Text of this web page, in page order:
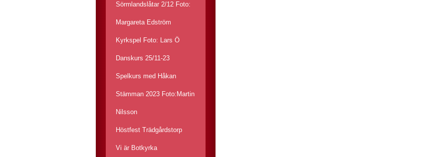
Sörmlandslåtar 2/12 Foto:
Margareta Edström
Kyrkspel Foto: Lars Ö
Danskurs 25/11-23
Spelkurs med Håkan
Stämman 2023 Foto:Martin
Nilsson
Höstfest Trädgårdstorp
Vi är Botkyrka